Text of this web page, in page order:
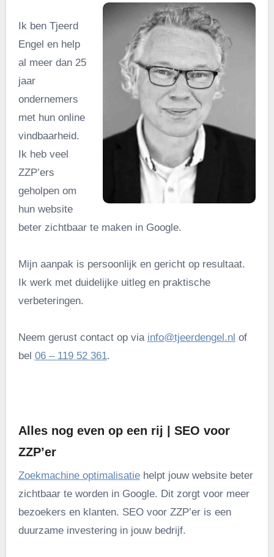
Ik ben Tjeerd
Engel en help
al meer dan 25
jaar
ondernemers
met hun online
vindbaarheid.
Ik heb veel
ZZP’ers
geholpen om
hun website
beter zichtbaar te maken in Google.
Mijn aanpak is persoonlijk en gericht op resultaat.
Ik werk met duidelijke uitleg en praktische
verbeteringen.
Neem gerust contact op via info@tjeerdengel.nl of
bel 06 – 119 52 361.
Alles nog even op een rij | SEO voor
ZZP’er
Zoekmachine optimalisatiehelpt jouw website beter
zichtbaar te worden in Google. Dit zorgt voor meer
bezoekers en klanten. SEO voor ZZP’er is een
duurzame investering in jouw bedrijf.